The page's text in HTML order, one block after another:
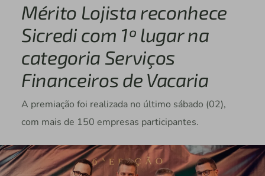
Mérito Lojista reconhece
Sicredi com 1º lugar na
categoria Serviços
Financeiros de Vacaria
A premiação foi realizada no último sábado (02),
com mais de 150 empresas participantes.